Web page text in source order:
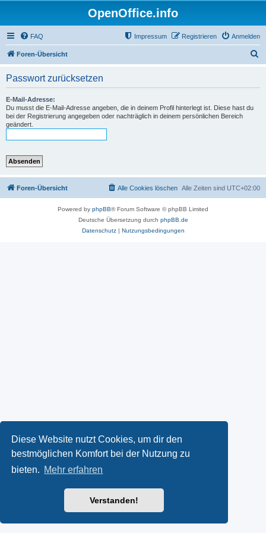
Diese Website nutzt Cookies, um dir den
bestmöglichen Komfort bei der Nutzung zu
bieten. Mehr erfahren
Verstanden!
OpenOffice.info
FAQ Anmelden
Registrieren
Impressum
Foren-Übersicht
Passwort zurücksetzen
E-Mail-Adresse:
Du musst die E-Mail-Adresse angeben, die in deinem Profil hinterlegt ist. Diese hast du
bei der Registrierung angegeben oder nachträglich in deinem persönlichen Bereich
geändert.
Foren-Übersicht Alle Zeiten sind UTC+02:00
Alle Cookies löschen
Powered by phpBB® Forum Software © phpBB Limited
Deutsche Übersetzung durch phpBB.de
Datenschutz| Nutzungsbedingungen